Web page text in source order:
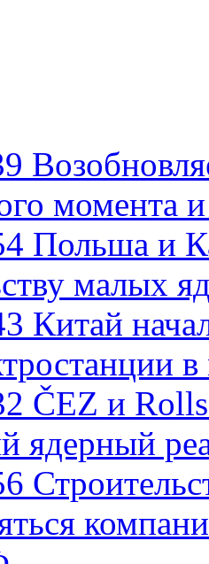
момента
Польша и
малых
Китай
ČEZ и
ядерный